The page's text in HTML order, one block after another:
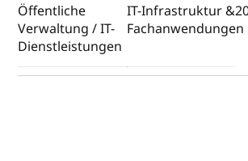
Öffentliche
Verwaltung / IT-
Dienstleistungen
IT-Infrastruktur &
Fachanwendungen